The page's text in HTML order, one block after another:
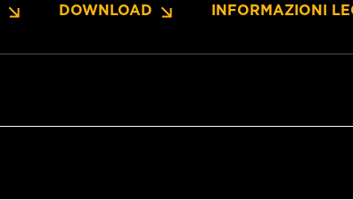
DOWNLOAD INFORMAZIONI